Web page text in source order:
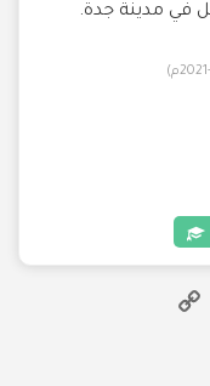
WhatsApp